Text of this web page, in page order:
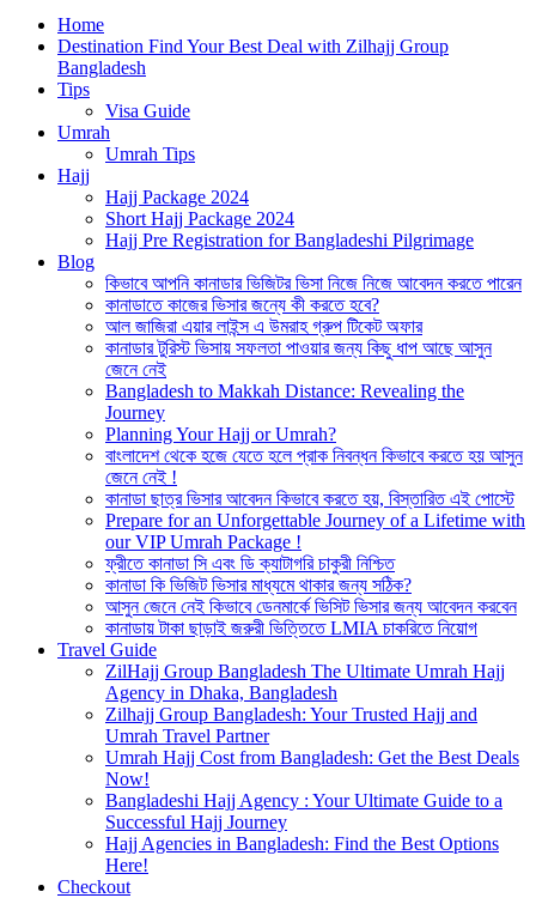
Home
Destination Find Your Best Deal with Zilhajj Group
Bangladesh
Tips
Visa Guide
Umrah
Umrah Tips
Hajj
Hajj Package 2024
Short Hajj Package 2024
Hajj Pre Registration for Bangladeshi Pilgrimage
Blog
কিভাবে আপনি কানাডার ভিজিটর ভিসা নিজে নিজে আবেদন করতে পারেন
কানাডাতে কাজের ভিসার জন্যে কী করতে হবে?
আল জাজিরা এয়ার লাইন্স এ উমরাহ গ্রুপ টিকেট অফার
কানাডার টুরিস্ট ভিসায় সফলতা পাওয়ার জন্য কিছু ধাপ আছে আসুন
জেনে নেই
Bangladesh to Makkah Distance: Revealing the
Journey
Planning Your Hajj or Umrah?
বাংলাদেশ থেকে হজে যেতে হলে প্রাক নিবন্ধন কিভাবে করতে হয় আসুন
জেনে নেই !
কানাডা ছাত্র ভিসার আবেদন কিভাবে করতে হয়, বিস্তারিত এই পোস্টে
Prepare for an Unforgettable Journey of a Lifetime with
our VIP Umrah Package !
ফ্রীতে কানাডা সি এবং ডি ক্যাটাগরি চাকুরী নিশ্চিত
কানাডা কি ভিজিট ভিসার মাধ্যমে থাকার জন্য সঠিক?
আসুন জেনে নেই কিভাবে ডেনমার্কে ভিসিট ভিসার জন্য আবেদন করবেন
কানাডায় টাকা ছাড়াই জরুরী ভিত্তিতে LMIA চাকরিতে নিয়োগ
Travel Guide
ZilHajj Group Bangladesh The Ultimate Umrah Hajj
Agency in Dhaka, Bangladesh
Zilhajj Group Bangladesh: Your Trusted Hajj and
Umrah Travel Partner
Umrah Hajj Cost from Bangladesh: Get the Best Deals
Now!
Bangladeshi Hajj Agency : Your Ultimate Guide to a
Successful Hajj Journey
Hajj Agencies in Bangladesh: Find the Best Options
Here!
Checkout